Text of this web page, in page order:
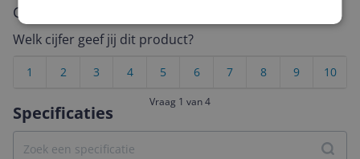
Specificaties
Cijfer
Welk cijfer geef jij dit product?
10
9
8
7
6
5
4
3
2
1
Vraag 1 van 4